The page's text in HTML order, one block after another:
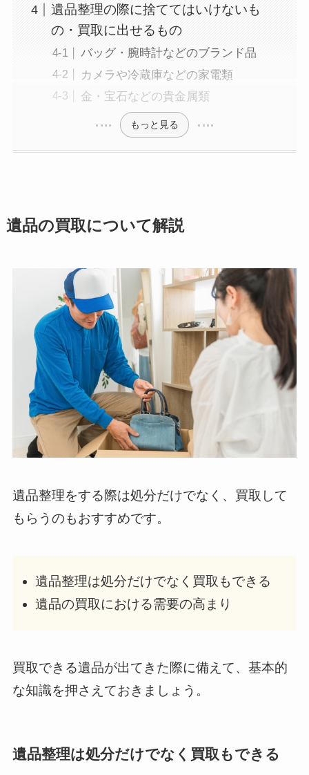
遺品整理の際に捨ててはいけないも
の・買取に出せるもの
バッグ・腕時計などのブランド品
カメラや冷蔵庫などの家電類
金・宝石などの貴金属類
もっと見る
遺品の買取について解説
遺品整理をする際は処分だけでなく、買取して
もらうのもおすすめです。
遺品整理は処分だけでなく買取もできる
遺品の買取における需要の高まり
買取できる遺品が出てきた際に備えて、基本的
な知識を押さえておきましょう。
遺品整理は処分だけでなく買取もできる